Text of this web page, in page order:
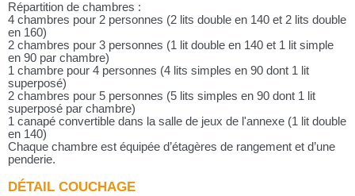
Répartition de chambres :
4 chambres pour 2 personnes (2 lits double en 140 et 2 lits double
en 160)
2 chambres pour 3 personnes (1 lit double en 140 et 1 lit simple
en 90 par chambre)
1 chambre pour 4 personnes (4 lits simples en 90 dont 1 lit
superposé)
2 chambres pour 5 personnes (5 lits simples en 90 dont 1 lit
superposé par chambre)
1 canapé convertible dans la salle de jeux de l'annexe (1 lit double
en 140)
Chaque chambre est équipée d’étagères de rangement et d’une
penderie.
DÉTAIL COUCHAGE